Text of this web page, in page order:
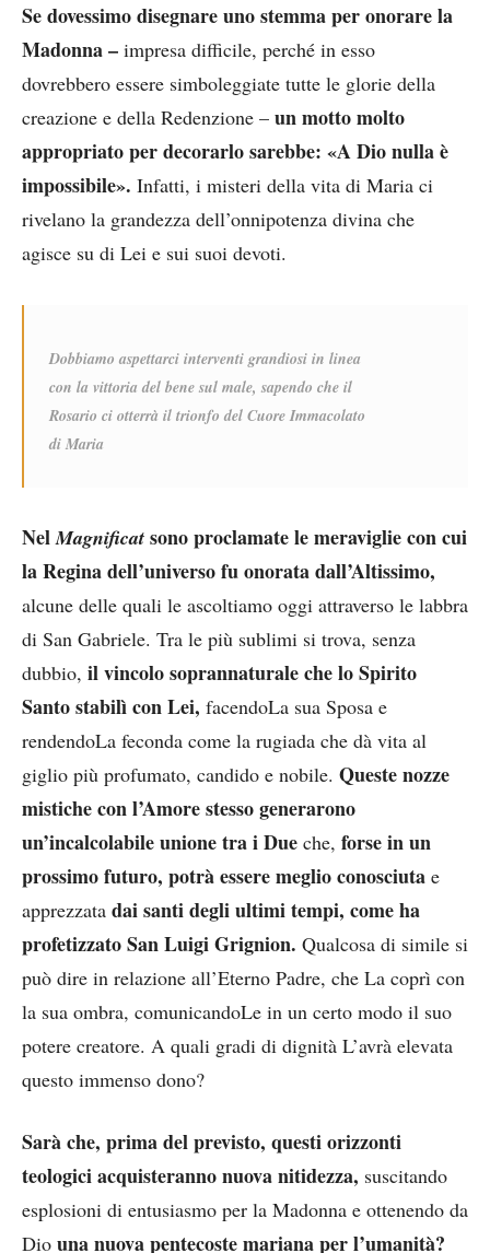
Se dovessimo disegnare uno stemma per onorare la
Madonna – impresa difficile, perché in esso
dovrebbero essere simboleggiate tutte le glorie della
creazione e della Redenzione – un motto molto
appropriato per decorarlo sarebbe: «A Dio nulla è
impossibile». Infatti, i misteri della vita di Maria ci
rivelano la grandezza dell’onnipotenza divina che
agisce su di Lei e sui suoi devoti.
Dobbiamo aspettarci interventi grandiosi in linea
con la vittoria del bene sul male, sapendo che il
Rosario ci otterrà il trionfo del Cuore Immacolato
di Maria
NelMagnificat sono proclamate le meraviglie con cui
la Regina dell’universo fu onorata dall’Altissimo,
alcune delle quali le ascoltiamo oggi attraverso le labbra
di San Gabriele. Tra le più sublimi si trova, senza
dubbio, il vincolo soprannaturale che lo Spirito
Santo stabilì con Lei, facendoLa sua Sposa e
rendendoLa feconda come la rugiada che dà vita al
giglio più profumato, candido e nobile. Queste nozze
mistiche con l’Amore stesso generarono
un’incalcolabile unione tra i Due che, forse in un
prossimo futuro, potrà essere meglio conosciuta e
apprezzata dai santi degli ultimi tempi, come ha
profetizzato San Luigi Grignion. Qualcosa di simile si
può dire in relazione all’Eterno Padre, che La coprì con
la sua ombra, comunicandoLe in un certo modo il suo
potere creatore. A quali gradi di dignità L’avrà elevata
questo immenso dono?
Sarà che, prima del previsto, questi orizzonti
teologici acquisteranno nuova nitidezza, suscitando
esplosioni di entusiasmo per la Madonna e ottenendo da
Dio una nuova pentecoste mariana per l’umanità?